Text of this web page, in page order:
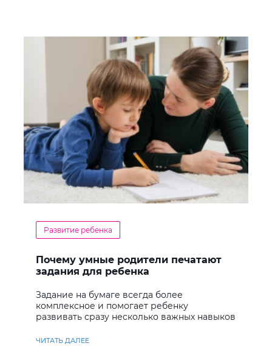
Развитие ребенка
Почему умные родители печатают
задания для ребенка
Задание на бумаге всегда более
комплексное и помогает ребенку
развивать сразу несколько важных навыков
ЧИТАТЬ ДАЛЕЕ